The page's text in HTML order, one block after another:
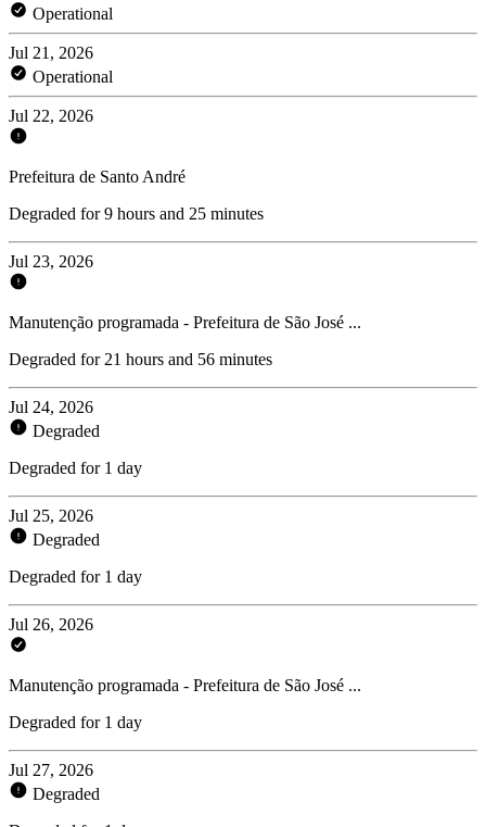
Operational
Jul 21, 2026
Operational
Jul 22, 2026
Prefeitura de Santo André
Degraded for 9 hours and 25 minutes
Jul 23, 2026
Manutenção programada - Prefeitura de São José ...
Degraded for 21 hours and 56 minutes
Jul 24, 2026
Degraded
Degraded for 1 day
Jul 25, 2026
Degraded
Degraded for 1 day
Jul 26, 2026
Manutenção programada - Prefeitura de São José ...
Degraded for 1 day
Jul 27, 2026
Degraded